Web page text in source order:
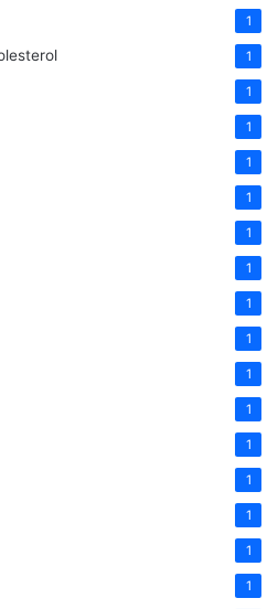
1
1
1
1
1
1
1
1
1
1
1
1
1
1
1
1
1